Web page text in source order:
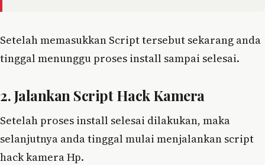
Setelah memasukkan Script tersebut sekarang anda
tinggal menunggu proses install sampai selesai.
2. Jalankan Script Hack Kamera
Setelah proses install selesai dilakukan, maka
selanjutnya anda tinggal mulai menjalankan script
hack kamera Hp.